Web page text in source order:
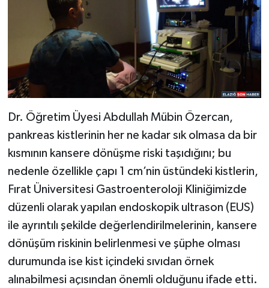
Dr. Öğretim Üyesi Abdullah Mübin Özercan,
pankreas kistlerinin her ne kadar sık olmasa da bir
kısmının kansere dönüşme riski taşıdığını; bu
nedenle özellikle çapı 1 cm’nin üstündeki kistlerin,
Fırat Üniversitesi Gastroenteroloji Kliniğimizde
düzenli olarak yapılan endoskopik ultrason (EUS)
ile ayrıntılı şekilde değerlendirilmelerinin, kansere
dönüşüm riskinin belirlenmesi ve şüphe olması
durumunda ise kist içindeki sıvıdan örnek
alınabilmesi açısından önemli olduğunu ifade etti.